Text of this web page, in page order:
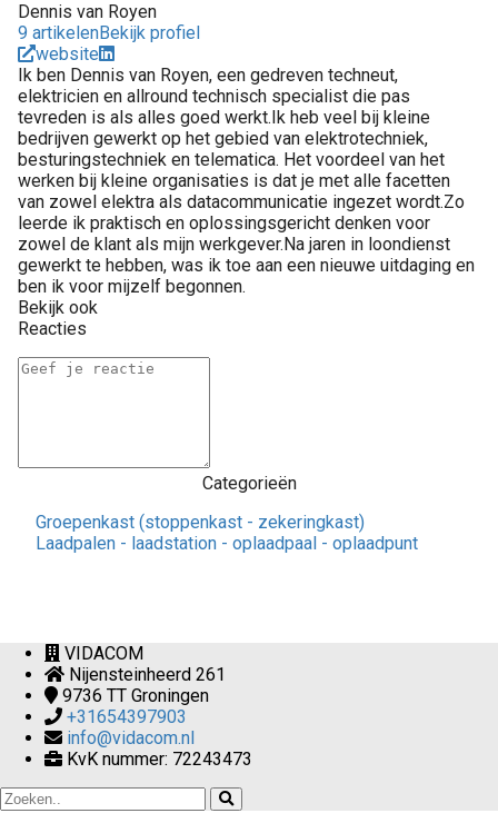
Dennis van Royen
9 artikelenBekijk profiel
website
Ik ben Dennis van Royen, een gedreven techneut,
elektricien en allround technisch specialist die pas
tevreden is als alles goed werkt.Ik heb veel bij kleine
bedrijven gewerkt op het gebied van elektrotechniek,
besturingstechniek en telematica. Het voordeel van het
werken bij kleine organisaties is dat je met alle facetten
van zowel elektra als datacommunicatie ingezet wordt.Zo
leerde ik praktisch en oplossingsgericht denken voor
zowel de klant als mijn werkgever.Na jaren in loondienst
gewerkt te hebben, was ik toe aan een nieuwe uitdaging en
ben ik voor mijzelf begonnen.
Bekijk ook
Reacties
Categorieën
Groepenkast (stoppenkast - zekeringkast)
Laadpalen - laadstation - oplaadpaal - oplaadpunt
VIDACOM
Nijensteinheerd 261
9736 TT Groningen
+31654397903
info@vidacom.nl
KvK nummer: 72243473